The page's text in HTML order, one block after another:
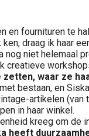
en fournituren te
draag ik haar
nog niet helemaal
creatieve
waar ze
bestaan, en
artikelen
in haar winkel.
kreeg om de
heeft